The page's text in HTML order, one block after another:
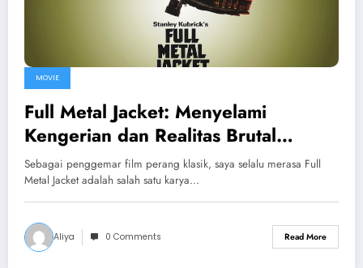
MOVIE
Full Metal Jacket: Menyelami
Kengerian dan Realitas Brutal
Perang Vietnam
Sebagai penggemar film perang klasik, saya selalu merasa Full
Metal Jacket adalah salah satu karya…
Aliya 0 Comments Read More